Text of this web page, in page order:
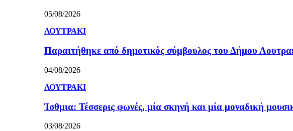
05/08/2026
ΛΟΥΤΡΑΚΙ
Παραιτήθηκε από δημοτικός σύμβουλος του Δήμου
04/08/2026
ΛΟΥΤΡΑΚΙ
Ίσθμια: Τέσσερις φωνές, μία σκηνή και μία μοναδική
03/08/2026